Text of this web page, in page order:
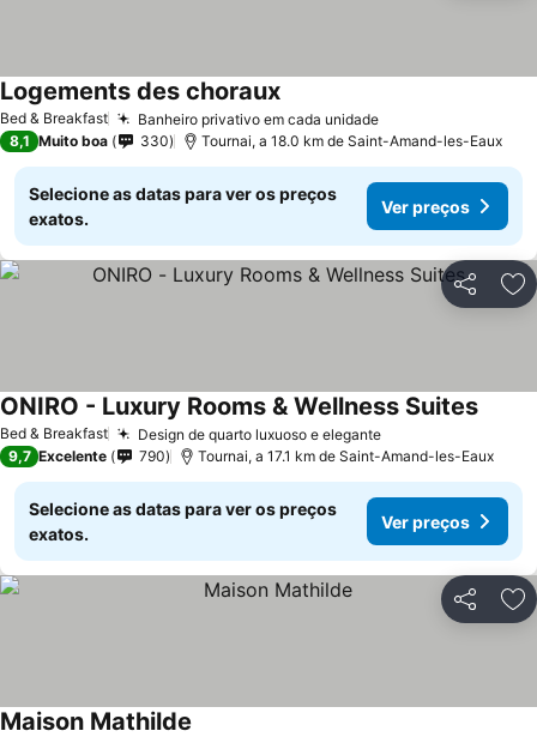
Bed & Breakfast Banheiro privativo em cada unidade
Logements des choraux
8,1 Muito boa 330 Tournai, a 18.0 km de Saint-Amand-les-Eaux
Selecione as datas para ver os preços
exatos.
Ver preços
Partilhar
Bed & Breakfast Design de quarto luxuoso e elegante
ONIRO - Luxury Rooms & Wellness Suites
9,7 Excelente 790 Tournai, a 17.1 km de Saint-Amand-les-Eaux
Selecione as datas para ver os preços
exatos.
Ver preços
Partilhar
Maison Mathilde